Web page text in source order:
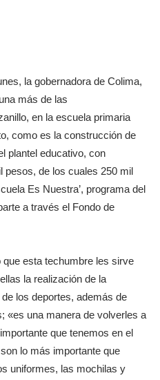
la gobernadora de Colima,
más de las
en la escuela primaria
como es la construcción de
plantel educativo, con
pesos, de los cuales 250 mil
Es Nuestra’, programa del
a través el Fondo de
esta techumbre les sirve
la realización de la
los deportes, además de
«es una manera de volverles a
que tenemos en el
lo más importante que
uniformes, las mochilas y